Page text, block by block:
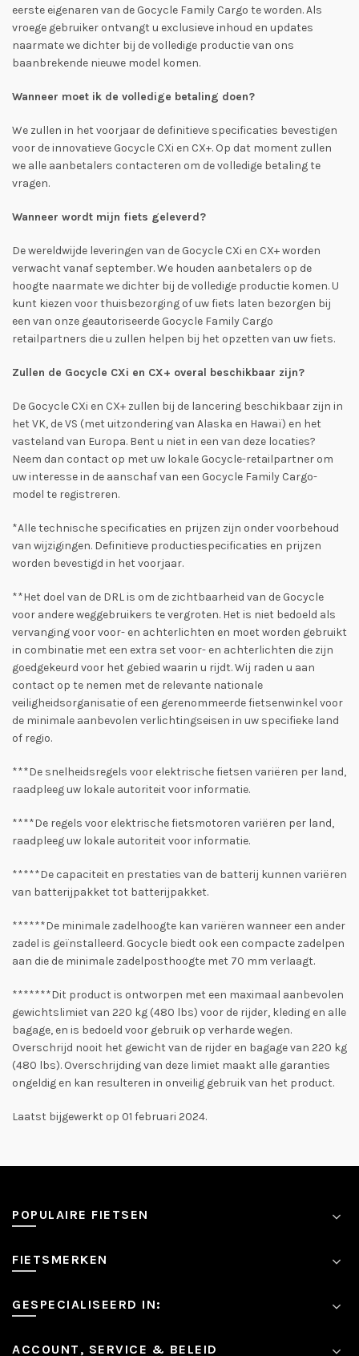
eerste eigenaren van de Gocycle Family Cargo te worden. Als
vroege gebruiker ontvangt u exclusieve inhoud en updates
naarmate we dichter bij de volledige productie van ons
baanbrekende nieuwe model komen.
Wanneer moet ik de volledige betaling doen?
We zullen in het voorjaar de definitieve specificaties bevestigen
voor de innovatieve Gocycle CXi en CX+. Op dat moment zullen
we alle aanbetalers contacteren om de volledige betaling te
vragen.
Wanneer wordt mijn fiets geleverd?
De wereldwijde leveringen van de Gocycle CXi en CX+ worden
verwacht vanaf september. We houden aanbetalers op de
hoogte naarmate we dichter bij de volledige productie komen. U
kunt kiezen voor thuisbezorging of uw fiets laten bezorgen bij
een van onze geautoriseerde Gocycle Family Cargo
retailpartners die u zullen helpen bij het opzetten van uw fiets.
Zullen de Gocycle CXi en CX+ overal beschikbaar zijn?
De Gocycle CXi en CX+ zullen bij de lancering beschikbaar zijn in
het VK, de VS (met uitzondering van Alaska en Hawaï) en het
vasteland van Europa. Bent u niet in een van deze locaties?
Neem dan contact op met uw lokale Gocycle-retailpartner om
uw interesse in de aanschaf van een Gocycle Family Cargo-
model te registreren.
*Alle technische specificaties en prijzen zijn onder voorbehoud
van wijzigingen. Definitieve productiespecificaties en prijzen
worden bevestigd in het voorjaar.
**Het doel van de DRL is om de zichtbaarheid van de Gocycle
voor andere weggebruikers te vergroten. Het is niet bedoeld als
vervanging voor voor- en achterlichten en moet worden gebruikt
in combinatie met een extra set voor- en achterlichten die zijn
goedgekeurd voor het gebied waarin u rijdt. Wij raden u aan
contact op te nemen met de relevante nationale
veiligheidsorganisatie of een gerenommeerde fietsenwinkel voor
de minimale aanbevolen verlichtingseisen in uw specifieke land
of regio.
***De snelheidsregels voor elektrische fietsen variëren per land,
raadpleeg uw lokale autoriteit voor informatie.
****De regels voor elektrische fietsmotoren variëren per land,
raadpleeg uw lokale autoriteit voor informatie.
*****De capaciteit en prestaties van de batterij kunnen variëren
van batterijpakket tot batterijpakket.
******De minimale zadelhoogte kan variëren wanneer een ander
zadel is geïnstalleerd. Gocycle biedt ook een compacte zadelpen
aan die de minimale zadelposthoogte met 70 mm verlaagt.
*******Dit product is ontworpen met een maximaal aanbevolen
gewichtslimiet van 220 kg (480 lbs) voor de rijder, kleding en alle
bagage, en is bedoeld voor gebruik op verharde wegen.
Overschrijd nooit het gewicht van de rijder en bagage van 220 kg
(480 lbs). Overschrijding van deze limiet maakt alle garanties
ongeldig en kan resulteren in onveilig gebruik van het product.
Laatst bijgewerkt op 01 februari 2024.
POPULAIRE FIETSEN
FIETSMERKEN
GESPECIALISEERD IN:
ACCOUNT, SERVICE & BELEID